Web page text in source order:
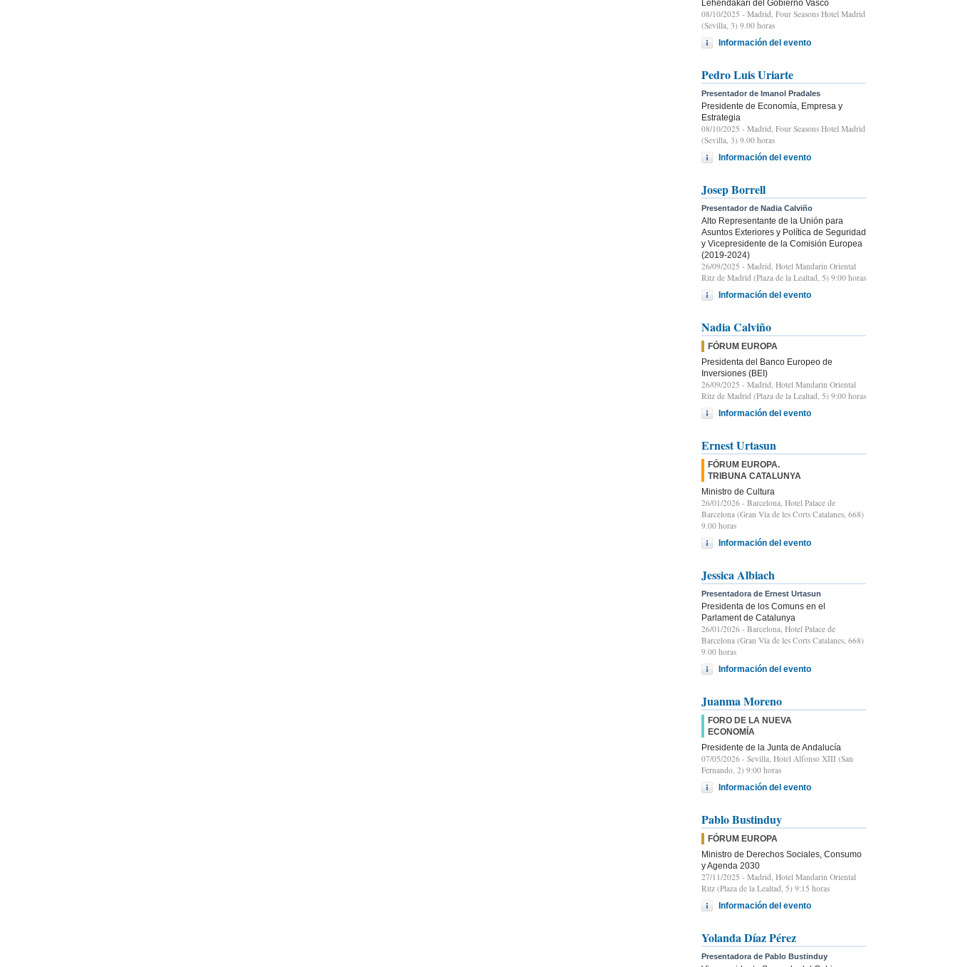
Lehendakari del Gobierno Vasco
08/10/2025 - Madrid, Four Seasons Hotel Madrid
(Sevilla, 3) 9.00 horas
Información del evento
Pedro Luis Uriarte
Presentador de Imanol Pradales
Presidente de Economía, Empresa y
Estrategia
08/10/2025 - Madrid, Four Seasons Hotel Madrid
(Sevilla, 3) 9.00 horas
Información del evento
Josep Borrell
Presentador de Nadia Calviño
Alto Representante de la Unión para
Asuntos Exteriores y Política de Seguridad
y Vicepresidente de la Comisión Europea
(2019-2024)
26/09/2025 - Madrid, Hotel Mandarin Oriental
Ritz de Madrid (Plaza de la Lealtad, 5) 9:00 horas
Información del evento
Nadia Calviño
FÓRUM EUROPA
Presidenta del Banco Europeo de
Inversiones (BEI)
26/09/2025 - Madrid, Hotel Mandarin Oriental
Ritz de Madrid (Plaza de la Lealtad, 5) 9:00 horas
Información del evento
Ernest Urtasun
FÓRUM EUROPA.
TRIBUNA CATALUNYA
Ministro de Cultura
26/01/2026 - Barcelona, Hotel Palace de
Barcelona (Gran Vía de les Corts Catalanes, 668)
9.00 horas
Información del evento
Jessica Albiach
Presentadora de Ernest Urtasun
Presidenta de los Comuns en el
Parlament de Catalunya
26/01/2026 - Barcelona, Hotel Palace de
Barcelona (Gran Vía de les Corts Catalanes, 668)
9.00 horas
Información del evento
Juanma Moreno
FORO DE LA NUEVA
ECONOMÍA
Presidente de la Junta de Andalucía
07/05/2026 - Sevilla, Hotel Alfonso XIII (San
Fernando, 2) 9:00 horas
Información del evento
Pablo Bustinduy
FÓRUM EUROPA
Ministro de Derechos Sociales, Consumo
y Agenda 2030
27/11/2025 - Madrid, Hotel Mandarin Oriental
Ritz (Plaza de la Lealtad, 5) 9:15 horas
Información del evento
Yolanda Díaz Pérez
Presentadora de Pablo Bustinduy